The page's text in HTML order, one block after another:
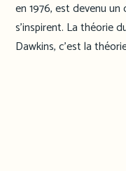
en 1976, est devenu
s’inspirent. La théorie
Dawkins, c’est la